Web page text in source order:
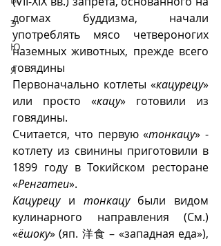
Э
Ю
Я
догмах буддизма, начали
употреблять мясо четвероногих
наземных животных, прежде всего
говядины
Первоначально котлеты «кацурецу»
или просто «кацу» готовили из
говядины.
Считается, что первую «тонкацу» -
котлету из свинины приготовили в
1899 году в Токийском ресторане
«Ренгатеи».
Кацурецу и тонкацу были видом
кулинарного направления (См.)
«ёшоку» (яп. 洋食 – «западная еда»),